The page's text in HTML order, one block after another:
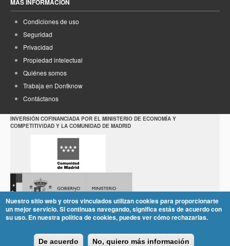
MÁS INFORMACIÓN
Condiciones de uso
Seguridad
Privacidad
Propiedad intelectual
Quiénes somos
Trabaja en Dontknow
Contáctanos
INVERSIÓN COFINANCIADA POR EL MINISTERIO DE ECONOMÍA Y
COMPETITIVIDAD Y LA COMUNIDAD DE MADRID
Nuestro sitio web y otros vinculados utilizan cookies para proporcionarte
un mejor servicio. Si continuas navegando, significa estás de acuerdo con
su uso. En nuestra política de cookies, puedes ver cómo rechazarlas.
De acuerdo No, quiero más información